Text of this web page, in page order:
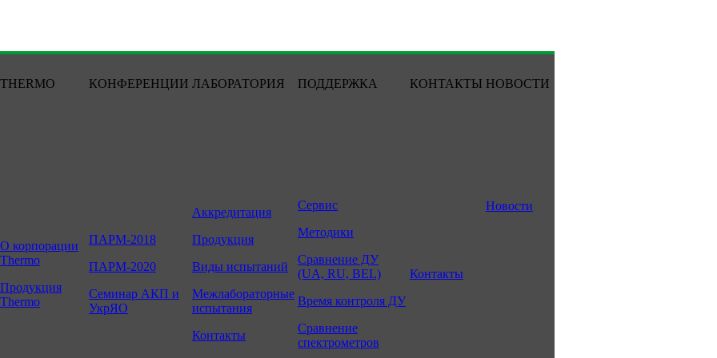
THERMO КОНФЕРЕНЦИИ ЛАБОРАТОРИЯ ПОДДЕРЖКА КОНТАКТЫ НОВОСТИ
О корпорации
Thermo
Продукция
Thermo
ПАРМ-2018
ПАРМ-2020
Семинар АКП и
УкрЯО
Аккредитация
Продукция
Виды испытаний
Межлабораторные
испытания
Контакты
Сервис
Методики
Сравнение ДУ
(UA, RU, BEL)
Время контроля ДУ
Сравнение
спектрометров
Контакты
Новости